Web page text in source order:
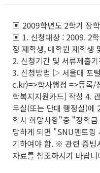
▣ 2009학년도 2학기 장
▣ 1. 신청대상 : 2009. 2
정 재학생, 대학원 재학생
2. 신청기간 및 서류제출
3. 신청방법 ▷ 서울대 포
c.kr)=>학사행정 =>등록/
학복지지원카드] 작성 4.
무실(또는 단대 행정실)
학시 희망사항"중 "장학
망하게 되면 "SNU멘토링
기하여야 함. ※ 관련 증빙
자료를 참조하시기 바랍니